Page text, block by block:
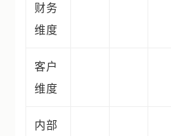
财务
维度
客户
维度
内部